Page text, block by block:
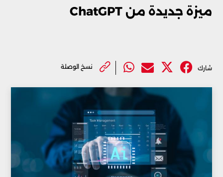
ميزة جديدة من ChatGPT
شارك نسخ الوصلة